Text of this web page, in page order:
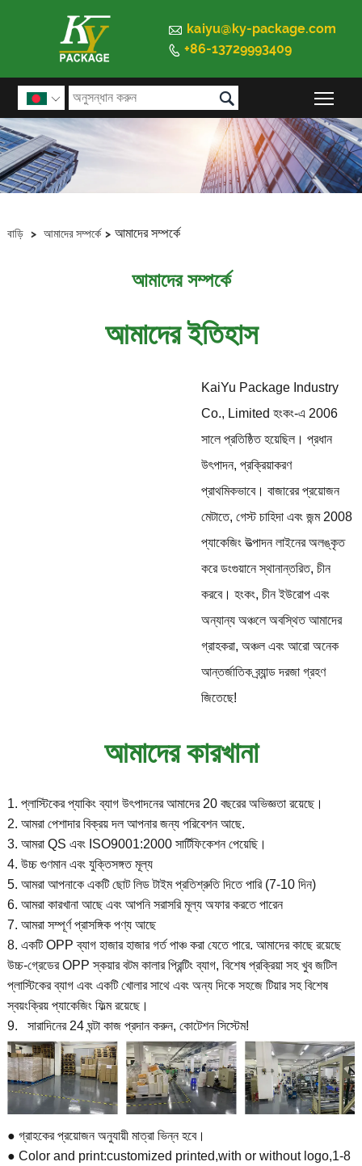
 kaiyu@ky-package.com
 +86-13729993409
 
বাড়ি > আমাদের সম্পর্কে > আমাদের সম্পর্কে
আমাদের সম্পর্কে
আমাদের ইতিহাস
KaiYu Package Industry
Co., Limited হংকং-এ 2006
সালে প্রতিষ্ঠিত হয়েছিল। প্রধান
উৎপাদন, প্রক্রিয়াকরণ
প্রাথমিকভাবে। বাজারের প্রয়োজন
মেটাতে, গেস্ট চাহিদা এবং জন্ম 2008
প্যাকেজিং উত্পাদন লাইনের অলঙ্কৃত
করে ডংগুয়ানে স্থানান্তরিত, চীন
করবে। হংকং, চীন ইউরোপ এবং
অন্যান্য অঞ্চলে অবস্থিত আমাদের
গ্রাহকরা, অঞ্চল এবং আরো অনেক
আন্তর্জাতিক ব্র্যান্ড দরজা গ্রহণ
জিতেছে!
আমাদের কারখানা
1. প্লাস্টিকের প্যাকিং ব্যাগ উৎপাদনের আমাদের 20 বছরের অভিজ্ঞতা রয়েছে।
2. আমরা পেশাদার বিক্রয় দল আপনার জন্য পরিবেশন আছে.
3. আমরা QS এবং ISO9001:2000 সার্টিফিকেশন পেয়েছি।
4. উচ্চ গুণমান এবং যুক্তিসঙ্গত মূল্য
5. আমরা আপনাকে একটি ছোট লিড টাইম প্রতিশ্রুতি দিতে পারি (7-10 দিন)
6. আমরা কারখানা আছে এবং আপনি সরাসরি মূল্য অফার করতে পারেন
7. আমরা সম্পূর্ণ প্রাসঙ্গিক পণ্য আছে
8. একটি OPP ব্যাগ হাজার হাজার গর্ত পাঞ্চ করা যেতে পারে. আমাদের কাছে রয়েছে
উচ্চ-গ্রেডের OPP স্কয়ার বটম কালার প্রিন্টিং ব্যাগ, বিশেষ প্রক্রিয়া সহ খুব জটিল
প্লাস্টিকের ব্যাগ এবং একটি খোলার সাথে এবং অন্য দিকে সহজে টিয়ার সহ বিশেষ
স্বয়ংক্রিয় প্যাকেজিং ফিল্ম রয়েছে।
9. সারাদিনের 24 ঘন্টা কাজ প্রদান করুন, কোটেশন সিস্টেম!
● গ্রাহকের প্রয়োজন অনুযায়ী মাত্রা ভিন্ন হবে।
● Color and print:customized printed,with or without logo,1-8